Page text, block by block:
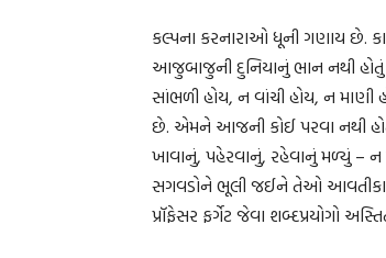
કલ્પના કરનારાઓ ધૂની ગણાય છે.
આજુબાજુની દુનિયાનું ભાન નથી
સાંભળી હોય, ન વાંચી હોય, ન માણી
છે. એમને આજની કોઈ પરવા નથી
ખાવાનું, પહેરવાનું, રહેવાનું મળ્યું –
સગવડોને ભૂલી જઈને તેઓ
પ્રૉફેસર ફર્ગેટ જેવા શબ્દપ્રયોગો